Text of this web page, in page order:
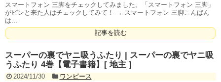
スマートフォン 三脚をチェックしてみました。「スマートフォン 三脚」
がピンと来た人はチェックしてみて！ → スマートフォン 三脚こんばん
は...
記事を読む
スーパーの裏でヤニ吸うふたり | スーパーの裏でヤニ吸
うふたり 4巻【電子書籍】[ 地主 ]
2024/11/30
ワンピース